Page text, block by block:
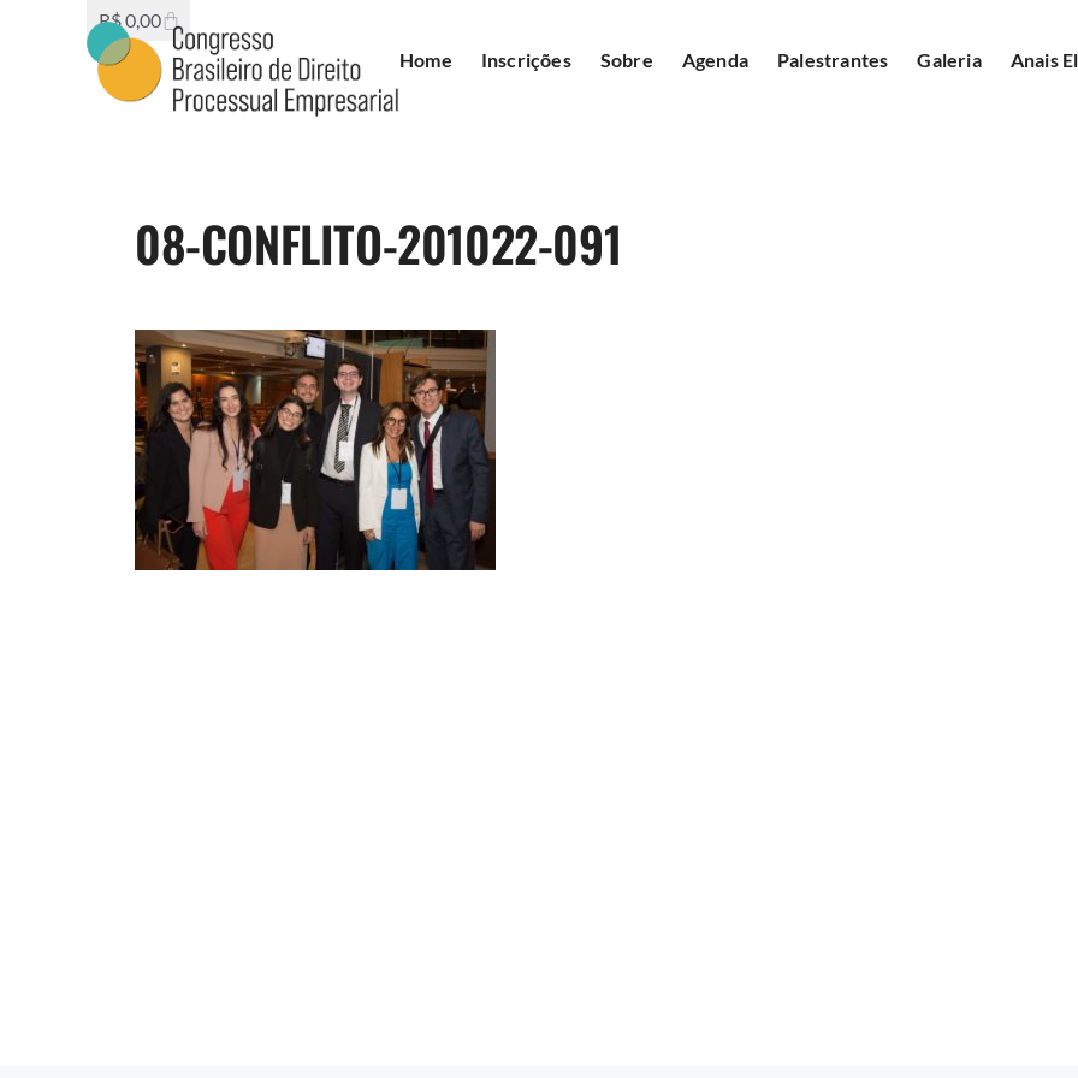
R$0,00
Home
Inscrições Sobre Agenda Palestrantes Galeria Anais
08-CONFLITO-201022-091